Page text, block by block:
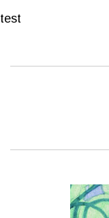
test